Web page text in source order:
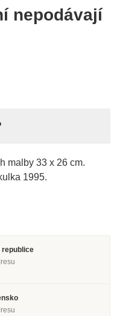
nepodávají
malby 33 x 26 cm.
1995.
republice